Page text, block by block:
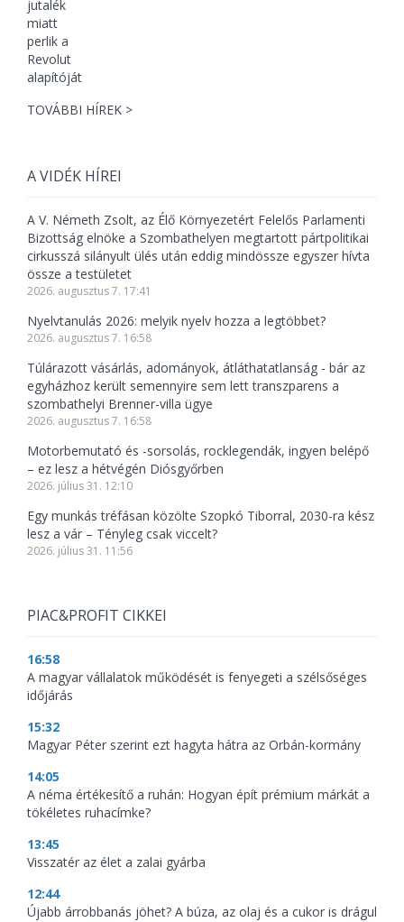
TOVÁBBI HÍREK >
A VIDÉK HÍREI
A V. Németh Zsolt, az Élő Környezetért Felelős Parlamenti
Bizottság elnöke a Szombathelyen megtartott pártpolitikai
cirkusszá silányult ülés után eddig mindössze egyszer hívta
össze a testületet
2026. augusztus 7. 17:41
Nyelvtanulás 2026: melyik nyelv hozza a legtöbbet?
2026. augusztus 7. 16:58
Túlárazott vásárlás, adományok, átláthatatlanság - bár az
egyházhoz került semennyire sem lett transzparens a
szombathelyi Brenner-villa ügye
2026. augusztus 7. 16:58
Motorbemutató és -sorsolás, rocklegendák, ingyen belépő
– ez lesz a hétvégén Diósgyőrben
2026. július 31. 12:10
Egy munkás tréfásan közölte Szopkó Tiborral, 2030-ra kész
lesz a vár – Tényleg csak viccelt?
2026. július 31. 11:56
PIAC&PROFIT CIKKEI
16:58
A magyar vállalatok működését is fenyegeti a szélsőséges
időjárás
15:32
Magyar Péter szerint ezt hagyta hátra az Orbán-kormány
14:05
A néma értékesítő a ruhán: Hogyan épít prémium márkát a
tökéletes ruhacímke?
13:45
Visszatér az élet a zalai gyárba
12:44
Újabb árrobbanás jöhet? A búza, az olaj és a cukor is drágul